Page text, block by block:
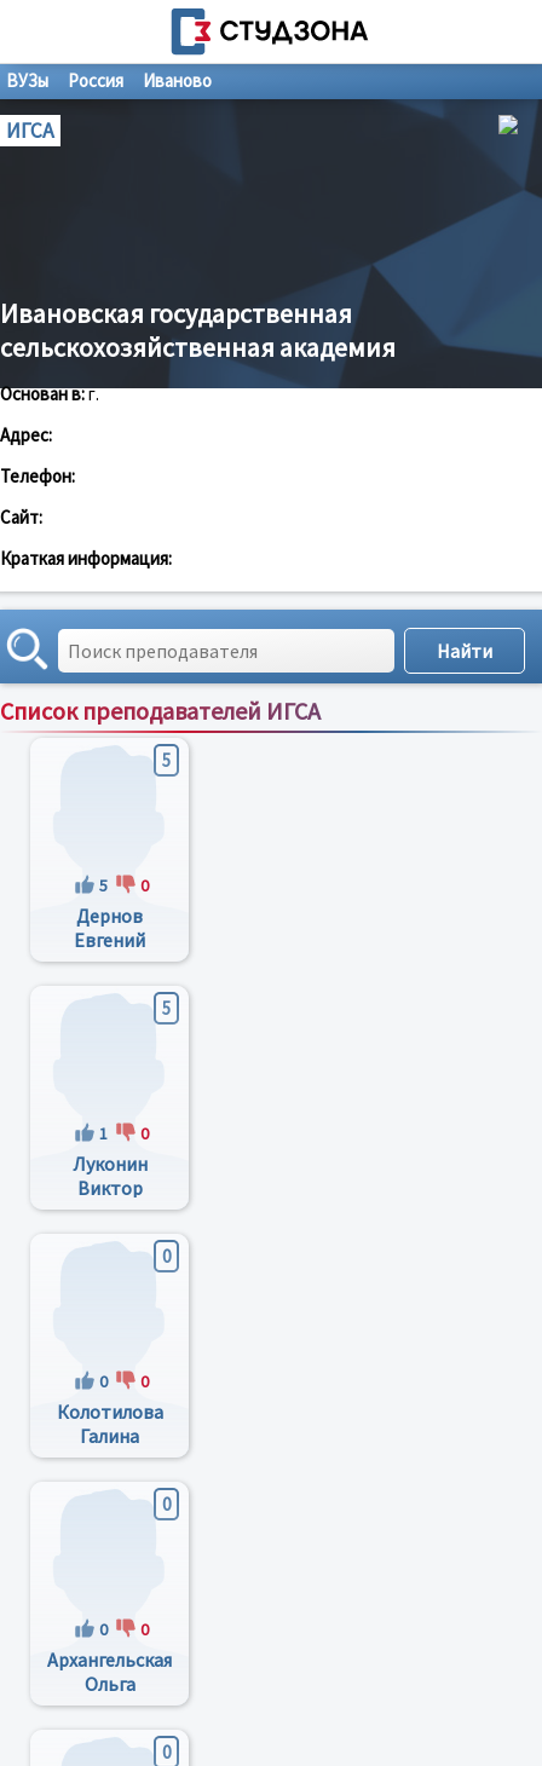
ВУЗы Россия Иваново
ИГСА
Ивановская государственная
сельскохозяйственная академия
Основан в:г.
Адрес:
Телефон:
Сайт:
Краткая информация:
Список преподавателей ИГСА
Сортировка по:имени;рейтингу;отзывам
5
5 0
Дернов
Евгений
Николаевич
5
1 0
Луконин
Виктор
Павлович
0
0 0
Колотилова
Галина
Викторовна
0
0 0
Архангельская
Ольга
Сергеевна
0